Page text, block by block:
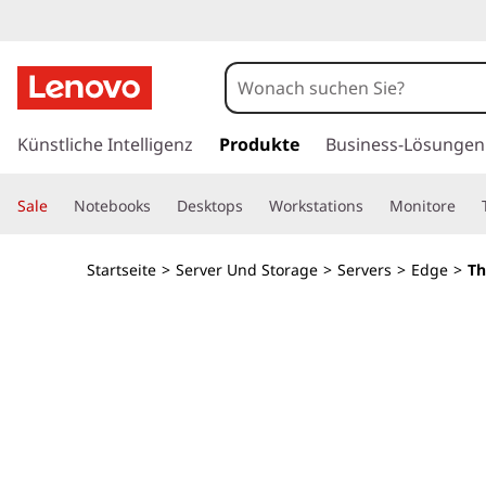
h
n
k
u
a
Künstliche Intelligenz Produkte Business-Lösungen
Sale Notebooks Desktops Workstations Monitore
Startseite > Server Und Storage > Servers > Edge >